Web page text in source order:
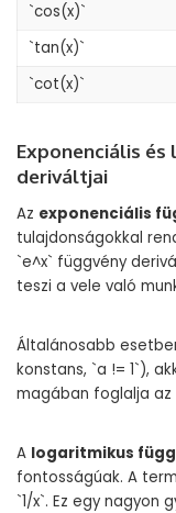
`cos(x)`
`tan(x)`
`cot(x)`
Exponenciális
deriváltjai
Az exponenciális
tulajdonságokkal
`e^x` függvény
teszi a vele való
Általánosabb
konstans, `a != 1`),
magában foglalja az
A logaritmikus
fontosságúak. A
`1/x`. Ez egy nagyon